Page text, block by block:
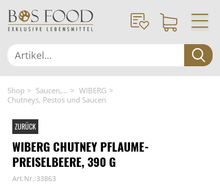
Shop Saucen,...
WIBERG
Chutneys, Pestos und Saucen
ZURÜCK
WIBERG CHUTNEY PFLAUME-
PREISELBEERE, 390 G
Art.Nr.:33863